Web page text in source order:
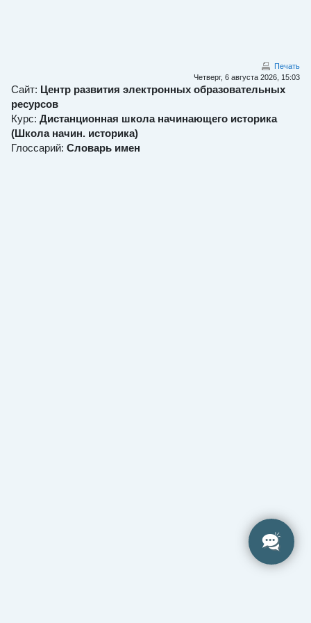
Печать
Четверг, 6 августа 2026, 15:03
Сайт: Центр развития электронных образовательных
ресурсов
Курс: Дистанционная школа начинающего историка
(Школа начин. историка)
Глоссарий: Словарь имен